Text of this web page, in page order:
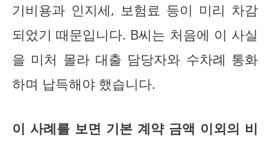
기비용과 인지세, 보험료 등이 미리 차감
되었기 때문입니다. B씨는 처음에 이 사실
을 미처 몰라 대출 담당자와 수차례 통화
하며 납득해야 했습니다.
이 사례를 보면 기본 계약 금액 이외의 비